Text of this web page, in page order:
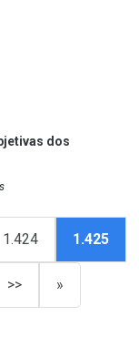
dos
1.424 1.425
>> »